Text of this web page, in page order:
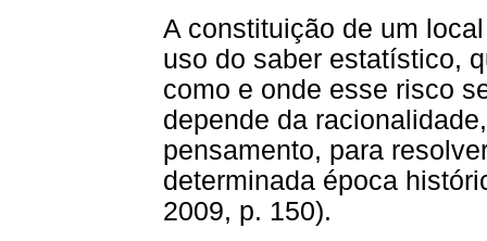
A constituição de um
uso do saber estatístico,
como e onde esse risco
depende da
pensamento, para
determinada época
2009, p. 150).